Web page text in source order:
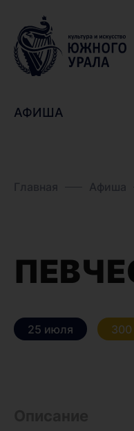
АФИША
Главная Афиша
25 июля 300